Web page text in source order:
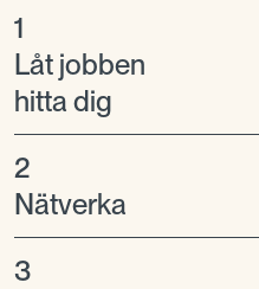
1
Låt jobben
hitta dig
2
Nätverka
3